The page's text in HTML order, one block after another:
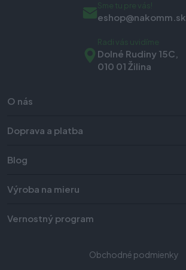
O nás
Doprava a platba
Blog
Výroba na mieru
Vernostný program
Obchodné podmienky
Sme tu pre vás!
eshop@nakomm.sk
Radi vás uvidíme
Dolné Rudiny 15C,
010 01 Žilina